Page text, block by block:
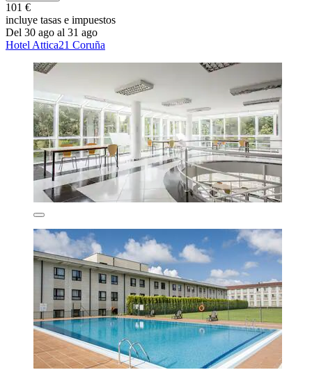
101 €
incluye tasas e impuestos
Del 30 ago al 31 ago
Hotel Attica21 Coruña